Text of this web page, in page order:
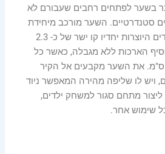
בשער לפתחים רחבים שעבורם לא
סטנדרטיים. השער מורכב מיחידת
דלת ומשתי יחידות בצדדים היוצרות יחדיו קו ישר של כ- 2.3
הארכות ללא מגבלה, כאשר כל
הארכה מוסיפה עוד 38 ס"מ. את השער מקבעים אל הקיר
ויש לו שליפה מהירה המאפשר ניוד
ליצור מתחם סגור למשחק ילדים,
שימוש אחר.